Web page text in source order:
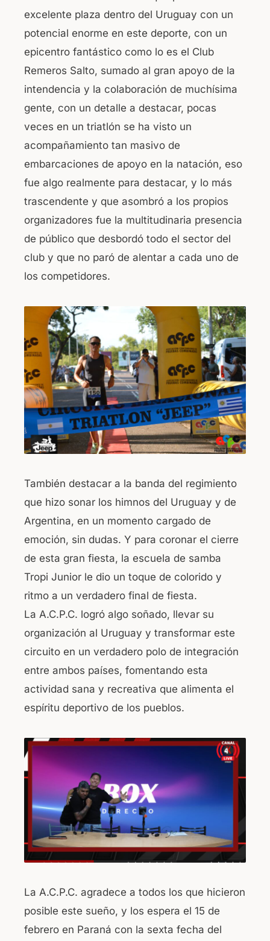
excelente plaza dentro del Uruguay con un
potencial enorme en este deporte, con un
epicentro fantástico como lo es el Club
Remeros Salto, sumado al gran apoyo de la
intendencia y la colaboración de muchísima
gente, con un detalle a destacar, pocas
veces en un triatlón se ha visto un
acompañamiento tan masivo de
embarcaciones de apoyo en la natación, eso
fue algo realmente para destacar, y lo más
trascendente y que asombró a los propios
organizadores fue la multitudinaria presencia
de público que desbordó todo el sector del
club y que no paró de alentar a cada uno de
los competidores.
También destacar a la banda del regimiento
que hizo sonar los himnos del Uruguay y de
Argentina, en un momento cargado de
emoción, sin dudas. Y para coronar el cierre
de esta gran fiesta, la escuela de samba
Tropi Junior le dio un toque de colorido y
ritmo a un verdadero final de fiesta.
La A.C.P.C. logró algo soñado, llevar su
organización al Uruguay y transformar este
circuito en un verdadero polo de integración
entre ambos países, fomentando esta
actividad sana y recreativa que alimenta el
espíritu deportivo de los pueblos.
La A.C.P.C. agradece a todos los que hicieron
posible este sueño, y los espera el 15 de
febrero en Paraná con la sexta fecha del